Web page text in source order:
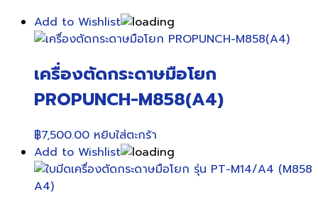
Add to Wishlist
เครื่องตัดกระดาษมือโยก
PROPUNCH-M858(A4)
฿7,500.00 หยิบใส่ตะกร้า
Add to Wishlist